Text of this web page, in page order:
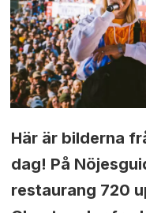
Här är bilderna
dag! På
restaurang 720